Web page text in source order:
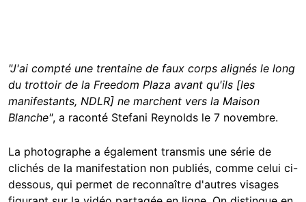
"J'ai compté une trentaine de faux corps alignés le long
du trottoir de la Freedom Plaza avant qu'ils [les
manifestants, NDLR] ne marchent vers la Maison
Blanche", a raconté Stefani Reynolds le 7 novembre.
La photographe a également transmis une série de
clichés de la manifestation non publiés, comme celui ci-
dessous, qui permet de reconnaître d'autres visages